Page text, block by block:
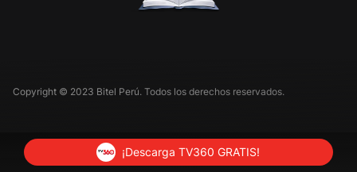
Copyright © 2023 Bitel Perú. Todos los derechos reservados.
¡Descarga TV360 GRATIS!